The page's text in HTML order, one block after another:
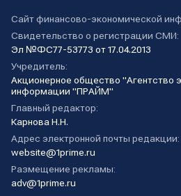
Сайт финансово-экономической
Свидетельство о регистрации СМИ:
Эл №ФС77-53773 от 17.04.2013
Учредитель:
Акционерное общество "Агентство
информации "ПРАЙМ"
Главный редактор:
Карнова Н.Н.
Адрес электронной почты редакции:
website@1prime.ru
Размещение рекламы:
adv@1prime.ru